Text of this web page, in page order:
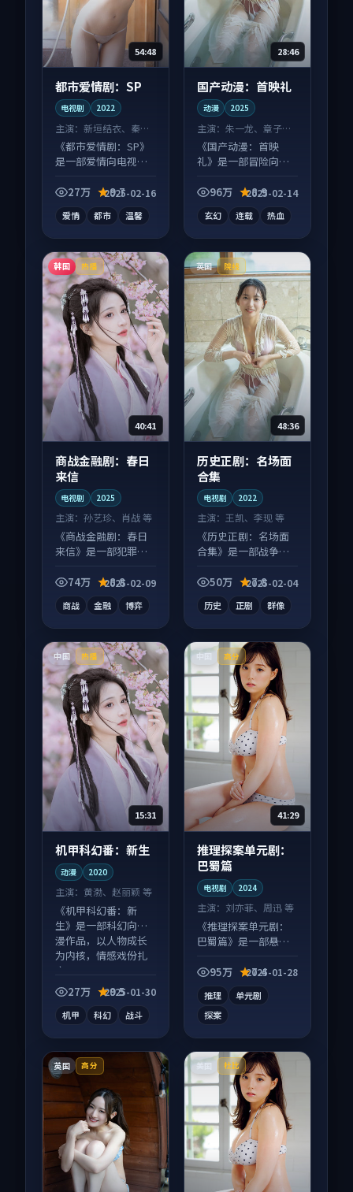
54:48
都市爱情剧：SP
电视剧 2022
主演： 新垣结衣、秦昊
等
《都市爱情剧：SP》
是一部爱情向电视剧
行，细节值得二刷回
27万 9.7
2025-02-16
爱情 都市 温馨
28:46
国产动漫：首映礼
动漫 2025
主演：朱一龙、章子怡
等
《国产动漫：首映
礼》是一部冒险向动
为内核，情感戏份扎
96万 8.9
2025-02-14
玄幻 连载 热血
韩国 热播
40:41
商战金融剧：春日
来信
电视剧 2025
主演： 孙艺珍、肖战 等
《商战金融剧：春日
来信》是一部犯罪向
成长为内核，情感戏
74万 8.8
2025-02-09
商战 金融 博弈
英国 院线
48:36
历史正剧：名场面
合集
电视剧 2022
主演： 王凯、李现 等
《历史正剧：名场面
合集》是一部战争向
凑信息量大，适合沉
50万 7.8
2025-02-04
历史 正剧 群像
中国 热播
15:31
机甲科幻番：新生
动漫 2020
主演： 黄渤、赵丽颖 等
《机甲科幻番：新
生》是一部科幻向动
漫作品，以人物成长
为内核，情感戏份扎
实。
27万
9.5
2025-01-30
机甲 科幻 战斗
中国 高分
41:29
推理探案单元剧：
巴蜀篇
电视剧 2024
主演： 刘亦菲、周迅 等
《推理探案单元剧：
巴蜀篇》是一部悬疑
彩蛋别错过，字幕区
95万 7.4
2025-01-28
推理
单元剧
探案
英国 高分 美国 杜比